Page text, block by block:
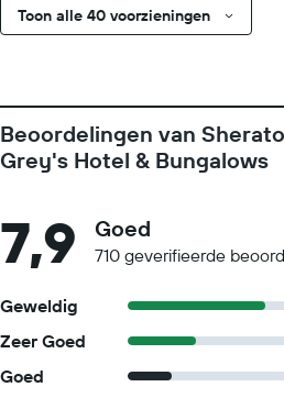
Toon alle 40 voorzieningen
Beoordelingen van
Grey's Hotel & Bungalows
7,9 Goed
710 geverifieerde
Geweldig
Zeer Goed
Goed